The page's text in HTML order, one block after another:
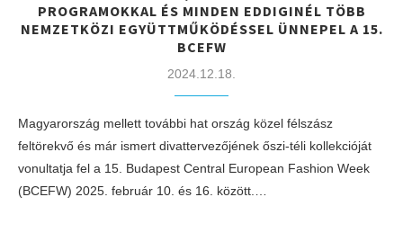
PROGRAMOKKAL ÉS MINDEN EDDIGINÉL TÖBB
NEMZETKÖZI EGYÜTTMŰKÖDÉSSEL ÜNNEPEL A 15.
BCEFW
2024.12.18.
Magyarország mellett további hat ország közel félszász
feltörekvő és már ismert divattervezőjének őszi-téli kollekcióját
vonultatja fel a 15. Budapest Central European Fashion Week
(BCEFW) 2025. február 10. és 16. között.…